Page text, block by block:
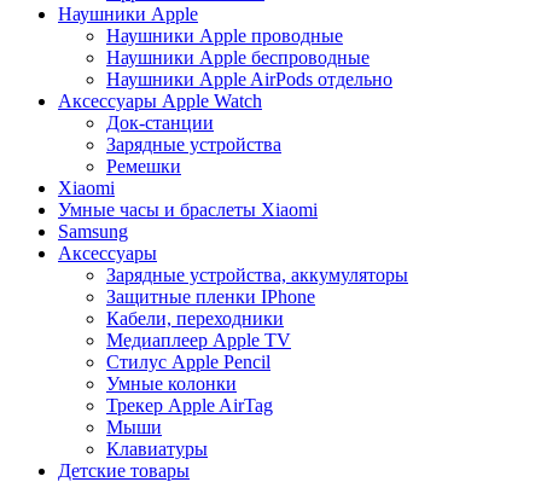
Наушники Apple
Наушники Apple проводные
Наушники Apple беспроводные
Наушники Apple AirPods отдельно
Аксессуары Apple Watch
Док-станции
Зарядные устройства
Ремешки
Xiaomi
Умные часы и браслеты Xiaomi
Samsung
Аксессуары
Зарядные устройства, аккумуляторы
Защитные пленки IPhone
Кабели, переходники
Медиаплеер Apple TV
Стилус Apple Pencil
Умные колонки
Трекер Apple AirTag
Мыши
Клавиатуры
Детские товары